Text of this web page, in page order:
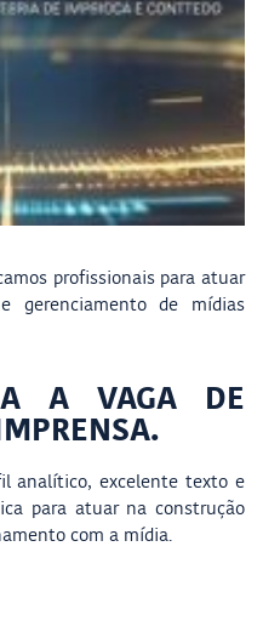
profissionais para atuar
gerenciamento de mídias
A VAGA DE
analítico, excelente texto e
para atuar na construção
com a mídia.